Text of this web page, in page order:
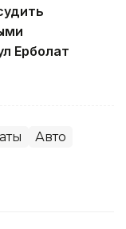
Ерболат
Авто